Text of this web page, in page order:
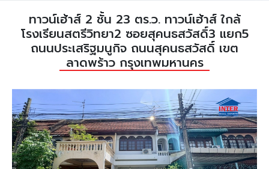
ทาวน์เฮ้าส์ 2 ชั้น 23 ตร.ว. ทาวน์เฮ้าส์ ใกล้
โรงเรียนสตรีวิทยา2 ซอยสุคนธสวัสดิ์3 แยก5
ถนนประเสริฐมนูกิจ ถนนสุคนธสวัสดิ์ เขต
ลาดพร้าว กรุงเทพมหานคร